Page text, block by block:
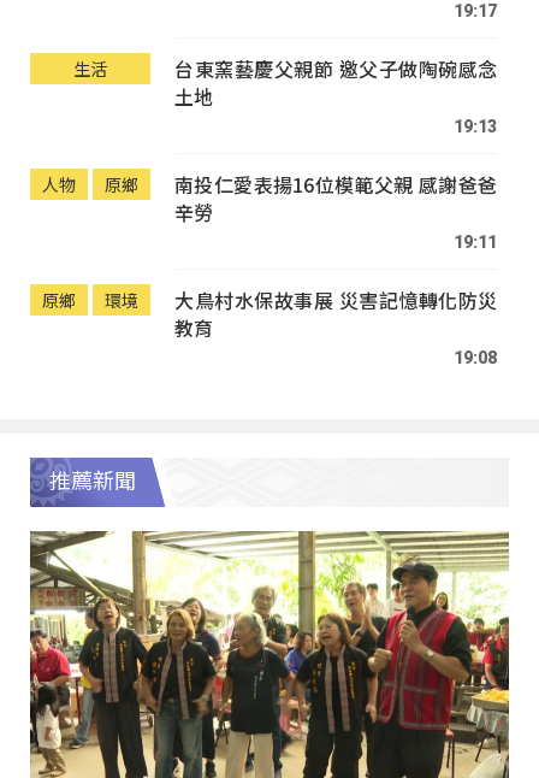
19:17
生活
台東窯藝慶父親節 邀父子做陶碗感念
土地
19:13
人物 原鄉
南投仁愛表揚16位模範父親 感謝爸爸
辛勞
19:11
原鄉 環境
大鳥村水保故事展 災害記憶轉化防災
教育
19:08
推薦新聞